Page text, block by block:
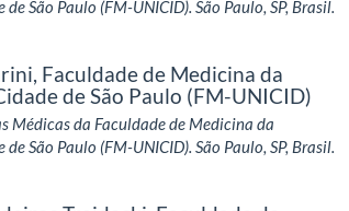
São Paulo (FM-UNICID). São Paulo, SP, Brasil.
Faculdade de Medicina da
de São Paulo (FM-UNICID)
Médicas da Faculdade de Medicina da
São Paulo (FM-UNICID). São Paulo, SP, Brasil.